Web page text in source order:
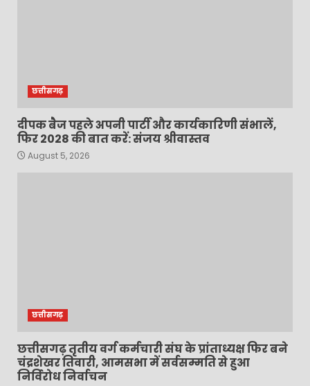
छत्तीसगढ़
दीपक बैज पहले अपनी पार्टी और कार्यकारिणी संभालें,
फिर 2028 की बात करें: संजय श्रीवास्तव
August 5, 2026
छत्तीसगढ़
छत्तीसगढ़ तृतीय वर्ग कर्मचारी संघ के प्रांताध्यक्ष फिर बने
चंद्रशेखर तिवारी, आमसभा में सर्वसम्मति से हुआ
निर्विरोध निर्वाचन